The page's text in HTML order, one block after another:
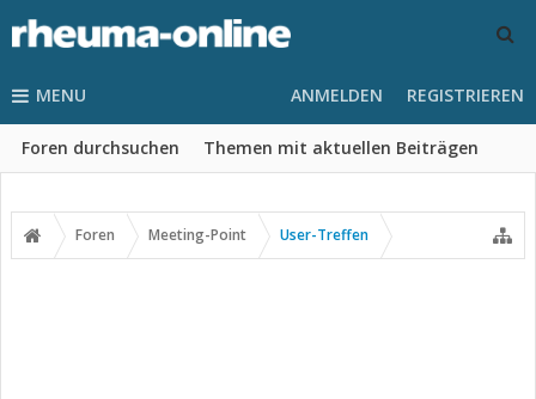
MENU
Foren durchsuchen Themen mit aktuellen Beiträgen
ANMELDEN REGISTRIEREN
Foren Meeting-Point User-Treffen